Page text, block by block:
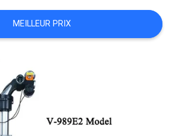
MEILLEUR PRIX